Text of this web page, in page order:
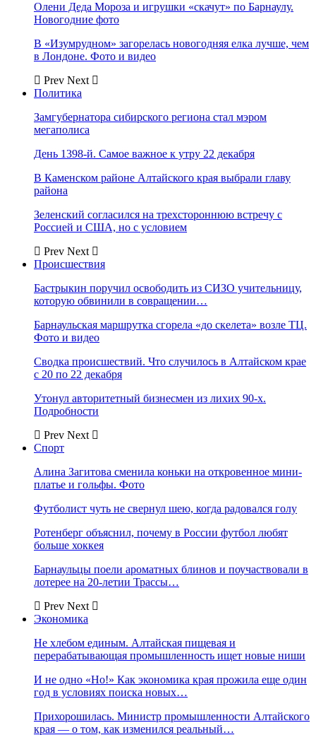
Олени Деда Мороза и игрушки «скачут» по Барнаулу.
Новогодние фото
В «Изумрудном» загорелась новогодняя елка лучше, чем
в Лондоне. Фото и видео
Prev Next
Политика
Замгубернатора сибирского региона стал мэром
мегаполиса
День 1398-й. Самое важное к утру 22 декабря
В Каменском районе Алтайского края выбрали главу
района
Зеленский согласился на трехстороннюю встречу с
Россией и США, но с условием
Prev Next
Происшествия
Бастрыкин поручил освободить из СИЗО учительницу,
которую обвинили в совращении…
Барнаульская маршрутка сгорела «до скелета» возле ТЦ.
Фото и видео
Сводка происшествий. Что случилось в Алтайском крае
с 20 по 22 декабря
Утонул авторитетный бизнесмен из лихих 90-х.
Подробности
Prev Next
Спорт
Алина Загитова сменила коньки на откровенное мини-
платье и гольфы. Фото
Футболист чуть не свернул шею, когда радовался голу
Ротенберг объяснил, почему в России футбол любят
больше хоккея
Барнаульцы поели ароматных блинов и поучаствовали в
лотерее на 20-летии Трассы…
Prev Next
Экономика
Не хлебом единым. Алтайская пищевая и
перерабатывающая промышленность ищет новые ниши
И не одно «Но!» Как экономика края прожила еще один
год в условиях поиска новых…
Прихорошилась. Министр промышленности Алтайского
края — о том, как изменился реальный…